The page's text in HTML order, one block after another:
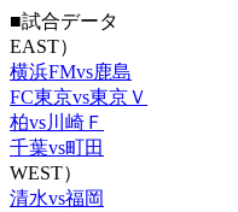
■試合データ
EAST）
横浜FMvs鹿島
FC東京vs東京Ｖ
柏vs川崎Ｆ
千葉vs町田
WEST）
清水vs福岡